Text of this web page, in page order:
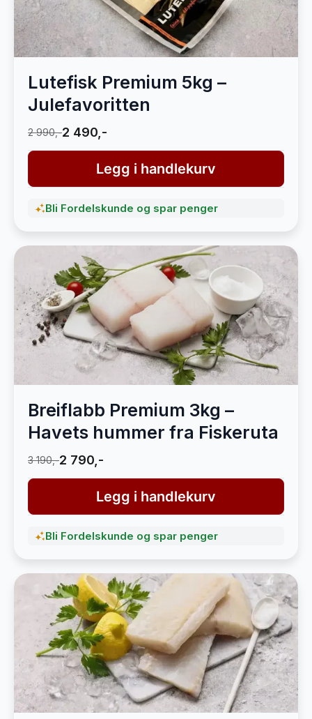
Lutefisk Premium 5kg –
Julefavoritten
2 990,-2 490,-
Legg i handlekurv
Bli Fordelskunde og spar penger
Breiflabb Premium 3kg –
Havets hummer fra Fiskeruta
3 190,-2 790,-
Legg i handlekurv
Bli Fordelskunde og spar penger